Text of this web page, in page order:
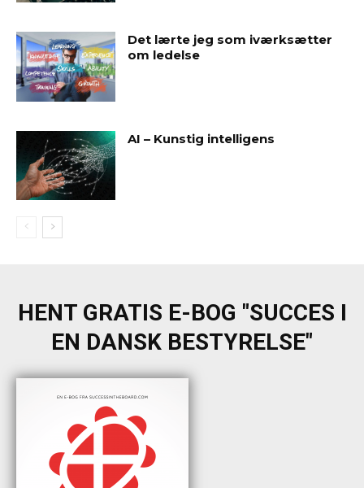
Det lærte jeg som iværksætter
om ledelse
AI – Kunstig intelligens
HENT GRATIS E-BOG "SUCCES I
EN DANSK BESTYRELSE"